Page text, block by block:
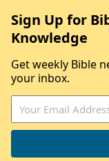
Sign Up for
Knowledge
Get weekly Bible
your inbox.